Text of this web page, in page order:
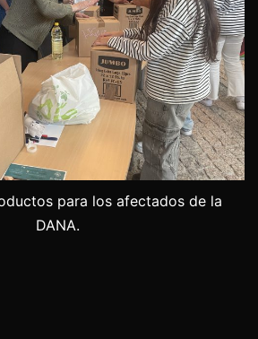
para los afectados de la
DANA.